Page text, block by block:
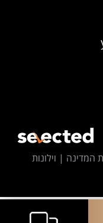
המדינה | וילונות